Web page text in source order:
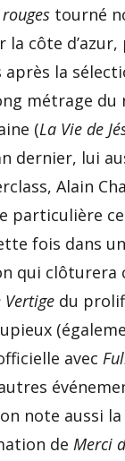
tourné
la côte d’azur,
la
métrage du
(La Vie de
dernier, lui
Alain
particulière
fois dans
qui clôturera
Vertige du
avec
note aussi la
deMerci